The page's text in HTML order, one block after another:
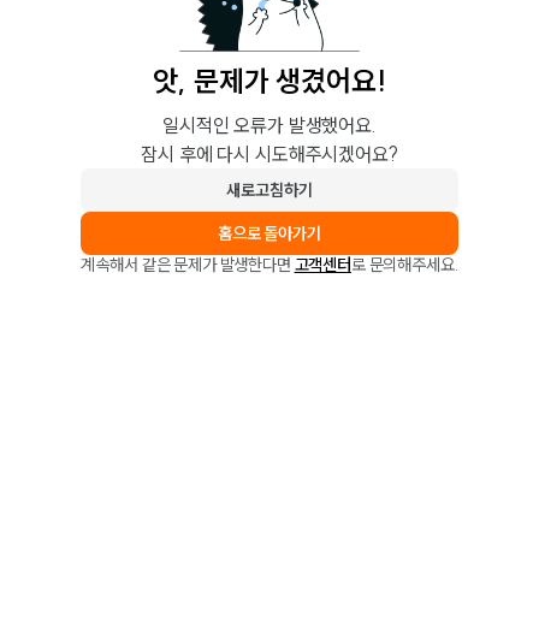
앗, 문제가 생겼어요!
일시적인 오류가 발생했어요.
잠시 후에 다시 시도해주시겠어요?
새로고침하기
홈으로 돌아가기
계속해서 같은 문제가 발생한다면 고객센터로 문의해주세요.